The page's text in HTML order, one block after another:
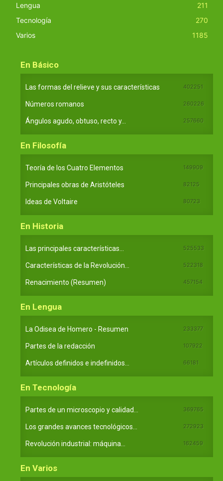
Lengua
211
Tecnología
270
Varios
1185
En Básico
Las formas del relieve y sus características 402251
Números romanos 260226
Ángulos agudo, obtuso, recto y... 257660
En Filosofía
Teoría de los Cuatro Elementos 149909
Principales obras de Aristóteles 82125
Ideas de Voltaire 80723
En Historia
Las principales características... 525533
Características de la Revolución... 522318
Renacimiento (Resumen) 457154
En Lengua
La Odisea de Homero - Resumen 233377
Partes de la redacción 107922
Artículos definidos e indefinidos... 66181
En Tecnología
Partes de un microscopio y calidad... 369765
Los grandes avances tecnológicos... 272923
Revolución industrial: máquina... 162459
En Varios